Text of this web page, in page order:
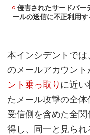
侵害されたサードパー
ールの送信に不正利用す
本インシデントで
のメールアカウント
ント乗っ取り に近い
たメール攻撃の全
受信側を含めた全
得し、同一と見ら